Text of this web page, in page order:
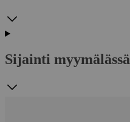
Sijainti myymälässä